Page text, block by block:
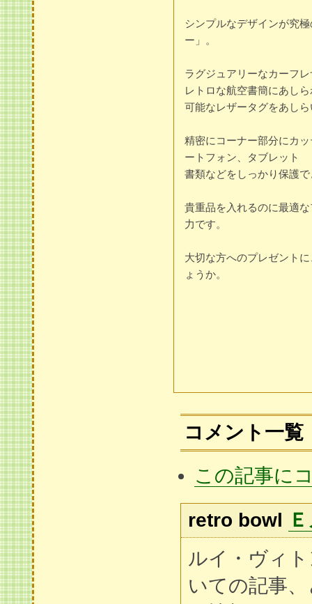
シンプルなデザインが究
ー」。
ラグジュアリーなカーフ
レトロな航空書簡にあし
可能なレザータグをあし
精密にコーナー部分にカ
ートフォン、タブレット
書類などをしっかり保護
貴重品を入れるのに最適
力です。
大切な方へのプレゼント
ょうか。
コメント一覧
この記事に
retro bowl
ルイ・ヴィ
いての記事